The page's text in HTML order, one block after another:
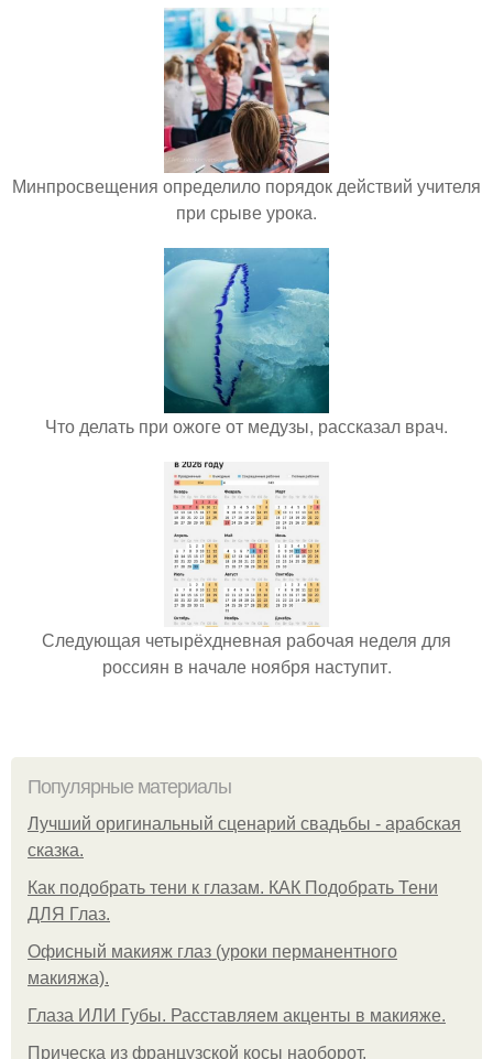
Минпросвещения определило порядок действий учителя
при срыве урока.
Что делать при ожоге от медузы, рассказал врач.
Следующая четырёхдневная рабочая неделя для
россиян в начале ноября наступит.
Популярные материалы
Лучший оригинальный сценарий свадьбы - арабская
сказка.
Как подобрать тени к глазам. КАК Подобрать Тени
ДЛЯ Глаз.
Офисный макияж глаз (уроки перманентного
макияжа).
Глаза ИЛИ Губы. Расставляем акценты в макияже.
Прическа из французской косы наоборот.